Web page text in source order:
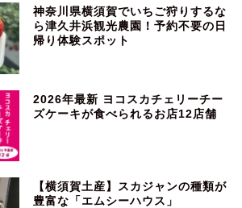
神奈川県横須賀でいちご狩りするな
ら津久井浜観光農園！予約不要の日
帰り体験スポット
2026年最新 ヨコスカチェリーチー
ズケーキが食べられるお店12店舗
【横須賀土産】スカジャンの種類が
豊富な「エムシーハウス」